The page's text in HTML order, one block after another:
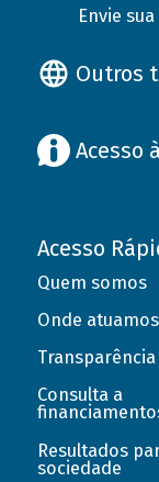
Envie
Outros
Acesso
Acesso
Quem somos
Onde atuamos
Transparência
Consulta a
Resultados
sociedade